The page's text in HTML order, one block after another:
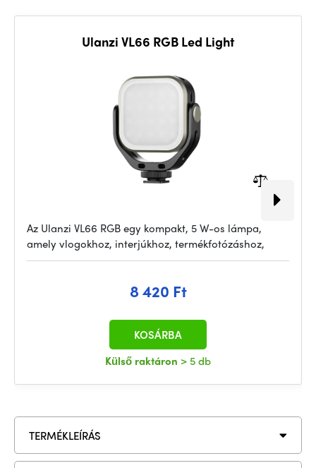
Ulanzi VL66 RGB Led Light
Az Ulanzi VL66 RGB egy kompakt, 5 W-os lámpa,
amely vlogokhoz, interjúkhoz, termékfotózáshoz,
8 420 Ft
Külső raktáron > 5 db
KOSÁRBA
TERMÉKLEÍRÁS